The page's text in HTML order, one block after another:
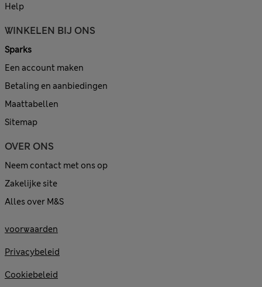
Help
WINKELEN BIJ ONS
Sparks
Een account maken
Betaling en aanbiedingen
Maattabellen
Sitemap
OVER ONS
Neem contact met ons op
Zakelijke site
Alles over M&S
voorwaarden
Privacybeleid
Cookiebeleid